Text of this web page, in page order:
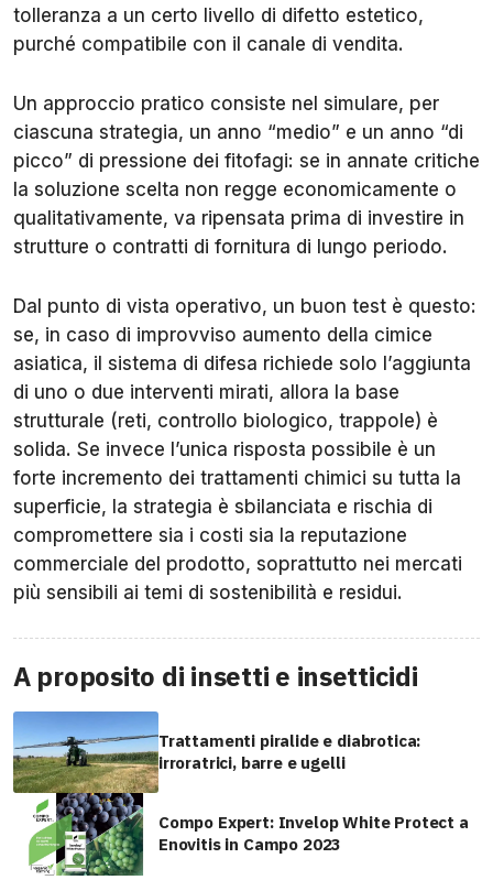
tolleranza a un certo livello di difetto estetico,
purché compatibile con il canale di vendita.
Un approccio pratico consiste nel simulare, per
ciascuna strategia, un anno “medio” e un anno “di
picco” di pressione dei fitofagi: se in annate critiche
la soluzione scelta non regge economicamente o
qualitativamente, va ripensata prima di investire in
strutture o contratti di fornitura di lungo periodo.
Dal punto di vista operativo, un buon test è questo:
se, in caso di improvviso aumento della cimice
asiatica, il sistema di difesa richiede solo l’aggiunta
di uno o due interventi mirati, allora la base
strutturale (reti, controllo biologico, trappole) è
solida. Se invece l’unica risposta possibile è un
forte incremento dei trattamenti chimici su tutta la
superficie, la strategia è sbilanciata e rischia di
compromettere sia i costi sia la reputazione
commerciale del prodotto, soprattutto nei mercati
più sensibili ai temi di sostenibilità e residui.
A proposito di insetti e insetticidi
Trattamenti piralide e diabrotica:
irroratrici, barre e ugelli
Compo Expert: Invelop White Protect a
Enovitis in Campo 2023